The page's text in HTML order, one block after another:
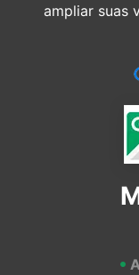
ampliar suas